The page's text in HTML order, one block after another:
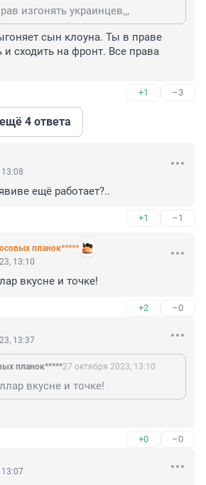
изгонять украинцев,,,
сын клоуна. Ты в праве
сходить на фронт. Все права
+1 –3
4 ответа
ещё работает?..
+1 –1
планок*****
13:10
вкусне и точке!
+2 –0
13:37
планок*****27 октября 2023, 13:10
вкусне и точке!
+0 –0
13:07